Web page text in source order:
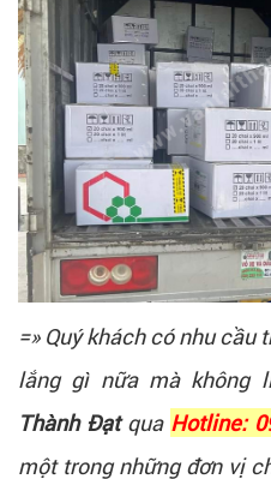
=» Quý khách có nhu
lắng gì nữa mà không
Thành Đạtqua Hotline:
một trong những đơn vị